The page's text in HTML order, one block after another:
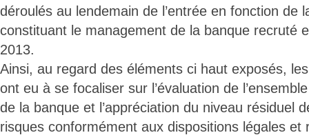
déroulés au lendemain de l’entrée en fonction de
constituant le management de la banque recruté
2013.
Ainsi, au regard des éléments ci haut exposés,
ont eu à se focaliser sur l’évaluation de
de la banque et l’appréciation du niveau résiduel
risques conformément aux dispositions légales et